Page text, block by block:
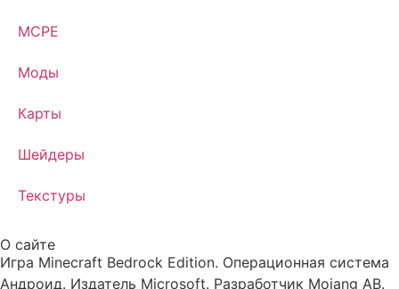
MCPE
Моды
Карты
Шейдеры
Текстуры
О сайте
Игра Minecraft Bedrock Edition. Операционная система
Андроид. Издатель Microsoft. Разработчик Mojang AB.